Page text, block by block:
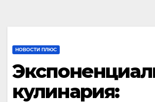
НОВОСТИ ПЛЮС
кулинария: